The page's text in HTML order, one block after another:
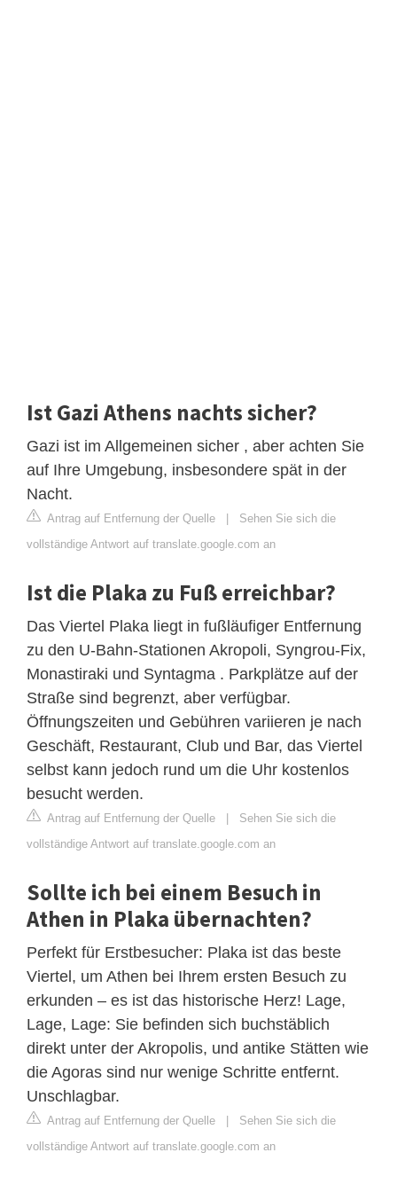
Ist Gazi Athens nachts sicher?
Gazi ist im Allgemeinen sicher , aber achten Sie
auf Ihre Umgebung, insbesondere spät in der
Nacht.
Antrag auf Entfernung der Quelle | Sehen Sie sich die
vollständige Antwort auf translate.google.com an
Ist die Plaka zu Fuß erreichbar?
Das Viertel Plaka liegt in fußläufiger Entfernung
zu den U-Bahn-Stationen Akropoli, Syngrou-Fix,
Monastiraki und Syntagma . Parkplätze auf der
Straße sind begrenzt, aber verfügbar.
Öffnungszeiten und Gebühren variieren je nach
Geschäft, Restaurant, Club und Bar, das Viertel
selbst kann jedoch rund um die Uhr kostenlos
besucht werden.
Antrag auf Entfernung der Quelle | Sehen Sie sich die
vollständige Antwort auf translate.google.com an
Sollte ich bei einem Besuch in
Athen in Plaka übernachten?
Perfekt für Erstbesucher: Plaka ist das beste
Viertel, um Athen bei Ihrem ersten Besuch zu
erkunden – es ist das historische Herz! Lage,
Lage, Lage: Sie befinden sich buchstäblich
direkt unter der Akropolis, und antike Stätten wie
die Agoras sind nur wenige Schritte entfernt.
Unschlagbar.
Antrag auf Entfernung der Quelle | Sehen Sie sich die
vollständige Antwort auf translate.google.com an